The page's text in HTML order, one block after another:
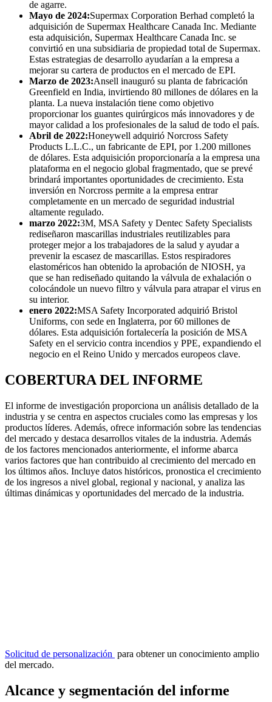
de agarre.
Mayo de 2024:Supermax Corporation Berhad completó la
adquisición de Supermax Healthcare Canada Inc. Mediante
esta adquisición, Supermax Healthcare Canada Inc. se
convirtió en una subsidiaria de propiedad total de Supermax.
Estas estrategias de desarrollo ayudarían a la empresa a
mejorar su cartera de productos en el mercado de EPI.
Marzo de 2023:Ansell inauguró su planta de fabricación
Greenfield en India, invirtiendo 80 millones de dólares en la
planta. La nueva instalación tiene como objetivo
proporcionar los guantes quirúrgicos más innovadores y de
mayor calidad a los profesionales de la salud de todo el país.
Abril de 2022:Honeywell adquirió Norcross Safety
Products L.L.C., un fabricante de EPI, por 1.200 millones
de dólares. Esta adquisición proporcionaría a la empresa una
plataforma en el negocio global fragmentado, que se prevé
brindará importantes oportunidades de crecimiento. Esta
inversión en Norcross permite a la empresa entrar
completamente en un mercado de seguridad industrial
altamente regulado.
marzo 2022:3M, MSA Safety y Dentec Safety Specialists
rediseñaron mascarillas industriales reutilizables para
proteger mejor a los trabajadores de la salud y ayudar a
prevenir la escasez de mascarillas. Estos respiradores
elastoméricos han obtenido la aprobación de NIOSH, ya
que se han rediseñado quitando la válvula de exhalación o
colocándole un nuevo filtro y válvula para atrapar el virus en
su interior.
enero 2022:MSA Safety Incorporated adquirió Bristol
Uniforms, con sede en Inglaterra, por 60 millones de
dólares. Esta adquisición fortalecería la posición de MSA
Safety en el servicio contra incendios y PPE, expandiendo el
negocio en el Reino Unido y mercados europeos clave.
COBERTURA DEL INFORME
El informe de investigación proporciona un análisis detallado de la
industria y se centra en aspectos cruciales como las empresas y los
productos líderes. Además, ofrece información sobre las tendencias
del mercado y destaca desarrollos vitales de la industria. Además
de los factores mencionados anteriormente, el informe abarca
varios factores que han contribuido al crecimiento del mercado en
los últimos años. Incluye datos históricos, pronostica el crecimiento
de los ingresos a nivel global, regional y nacional, y analiza las
últimas dinámicas y oportunidades del mercado de la industria.
Solicitud de personalización para obtener un conocimiento amplio
del mercado.
Alcance y segmentación del informe